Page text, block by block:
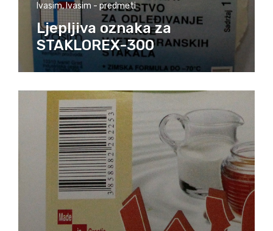
Ivasim,Ivasim - predmeti
Ljepljiva oznaka za
STAKLOREX-300